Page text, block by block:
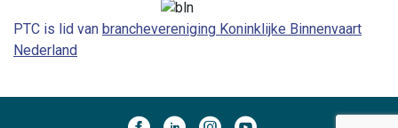
PTC is lid van branchevereniging Koninklijke Binnenvaart
Nederland